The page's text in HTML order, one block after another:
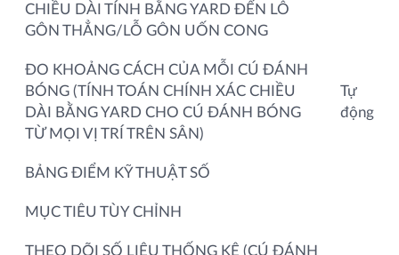
CHIỀU DÀI TÍNH BẰNG YARD ĐẾN LỖ
GÔN THẲNG/LỖ GÔN UỐN CONG
ĐO KHOẢNG CÁCH CỦA MỖI CÚ ĐÁNH
BÓNG (TÍNH TOÁN CHÍNH XÁC CHIỀU
DÀI BẰNG YARD CHO CÚ ĐÁNH BÓNG
TỪ MỌI VỊ TRÍ TRÊN SÂN)
Tự
động
BẢNG ĐIỂM KỸ THUẬT SỐ
MỤC TIÊU TÙY CHỈNH
THEO DÕI SỐ LIỆU THỐNG KÊ (CÚ ĐÁNH